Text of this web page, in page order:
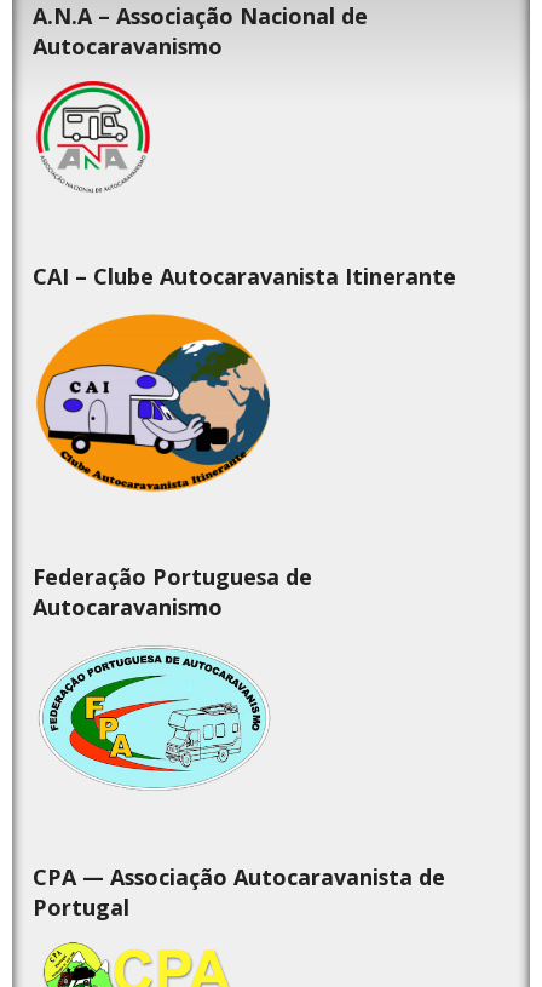
A.N.A – Associação Nacional de
Autocaravanismo
CAI – Clube Autocaravanista Itinerante
Federação Portuguesa de
Autocaravanismo
CPA — Associação Autocaravanista de
Portugal